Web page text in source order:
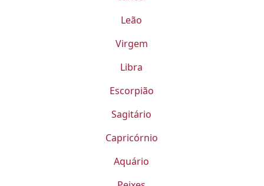
Leão
Virgem
Libra
Escorpião
Sagitário
Capricórnio
Aquário